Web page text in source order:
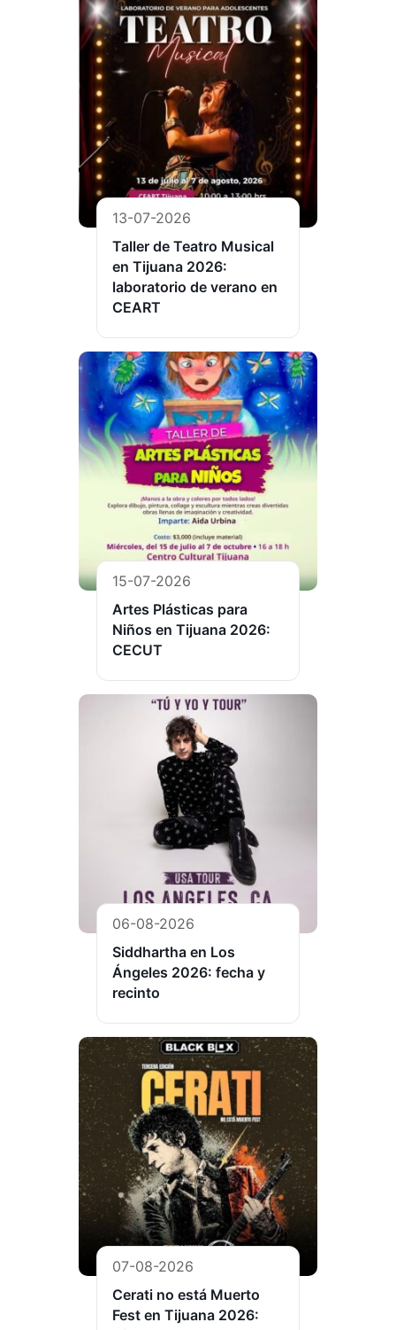
13-07-2026
Taller de Teatro Musical
en Tijuana 2026:
laboratorio de verano en
CEART
15-07-2026
Artes Plásticas para
Niños en Tijuana 2026:
CECUT
06-08-2026
Siddhartha en Los
Ángeles 2026: fecha y
recinto
07-08-2026
Cerati no está Muerto
Fest en Tijuana 2026: